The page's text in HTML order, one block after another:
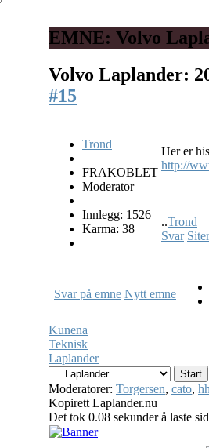
EMNE: Volvo
Volvo Laplander:
#15
Trond
FRAKOBLET
Moderator
Innlegg: 1526
Karma: 38
Her er
http://
..Trond
Svar Siter
Svar på emne Nytt emne
Kunena
Teknisk
Laplander
Moderatorer: Torgersen, cato,
Kopirett Laplander.nu
Det tok 0.08 sekunder å laste